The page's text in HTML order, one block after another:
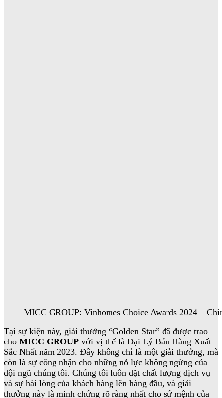
MICC GROUP: Vinhomes Choice Awards 2024 –
Tại sự kiện này, giải thưởng “Golden Star” đã được trao
cho MICC GROUP với vị thế là Đại Lý Bán Hàng Xuất
Sắc Nhất năm 2023. Đây không chỉ là một giải thưởng, mà
còn là sự công nhận cho những nỗ lực không ngừng của
đội ngũ chúng tôi. Chúng tôi luôn đặt chất lượng dịch vụ
và sự hài lòng của khách hàng lên hàng đầu, và giải
thưởng này là minh chứng rõ ràng nhất cho sứ mệnh của